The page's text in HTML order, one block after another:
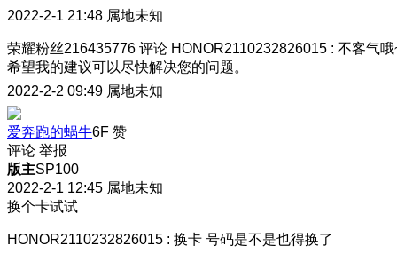
2022-2-1 21:48 属地未知
荣耀粉丝216435776 评论 HONOR2110232826015 : 不客气哦
希望我的建议可以尽快解决您的问题。
2022-2-2 09:49 属地未知
爱奔跑的蜗牛6F 赞
评论 举报
版主SP100
2022-2-1 12:45 属地未知
换个卡试试
HONOR2110232826015 : 换卡 号码是不是也得换了